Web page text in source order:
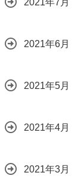
2021年7月
2021年6月
2021年5月
2021年4月
2021年3月